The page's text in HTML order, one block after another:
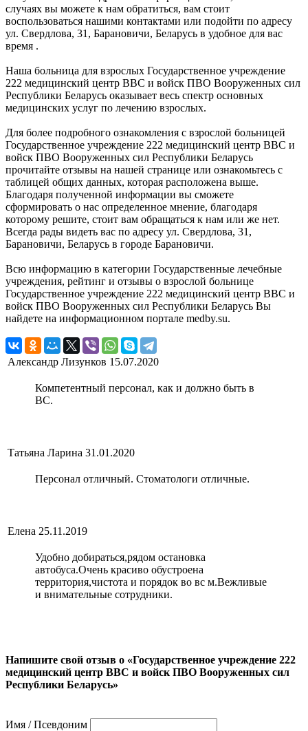
случаях вы можете к нам обратиться, вам стоит
воспользоваться нашими контактами или подойти по адресу
ул. Свердлова, 31, Барановичи, Беларусь в удобное для вас
время .
Наша больница для взрослых Государственное учреждение
222 медицинский центр ВВС и войск ПВО Вооруженных сил
Республики Беларусь оказывает весь спектр основных
медицинских услуг по лечению взрослых.
Для более подробного ознакомления с взрослой больницей
Государственное учреждение 222 медицинский центр ВВС и
войск ПВО Вооруженных сил Республики Беларусь
прочитайте отзывы на нашей странице или ознакомьтесь с
таблицей общих данных, которая расположена выше.
Благодаря полученной информации вы сможете
сформировать о нас определенное мнение, благодаря
которому решите, стоит вам обращаться к нам или же нет.
Всегда рады видеть вас по адресу ул. Свердлова, 31,
Барановичи, Беларусь в городе Барановичи.
Всю информацию в категории Государственные лечебные
учреждения, рейтинг и отзывы о взрослой больнице
Государственное учреждение 222 медицинский центр ВВС и
войск ПВО Вооруженных сил Республики Беларусь Вы
найдете на информационном портале medby.su.
Александр Лизунков 15.07.2020
Компетентный персонал, как и должно быть в
ВС.
Татьяна Ларина 31.01.2020
Персонал отличный. Стоматологи отличные.
Елена 25.11.2019
Удобно добираться,рядом остановка
автобуса.Очень красиво обустроена
территория,чистота и порядок во вс м.Вежливые
и внимательные сотрудники.
Напишите свой отзыв о «Государственное учреждение 222
медицинский центр ВВС и войск ПВО Вооруженных сил
Республики Беларусь»
Имя / Псевдоним